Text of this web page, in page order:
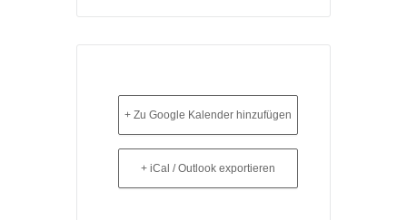
+ Zu Google Kalender hinzufügen
+ iCal / Outlook exportieren